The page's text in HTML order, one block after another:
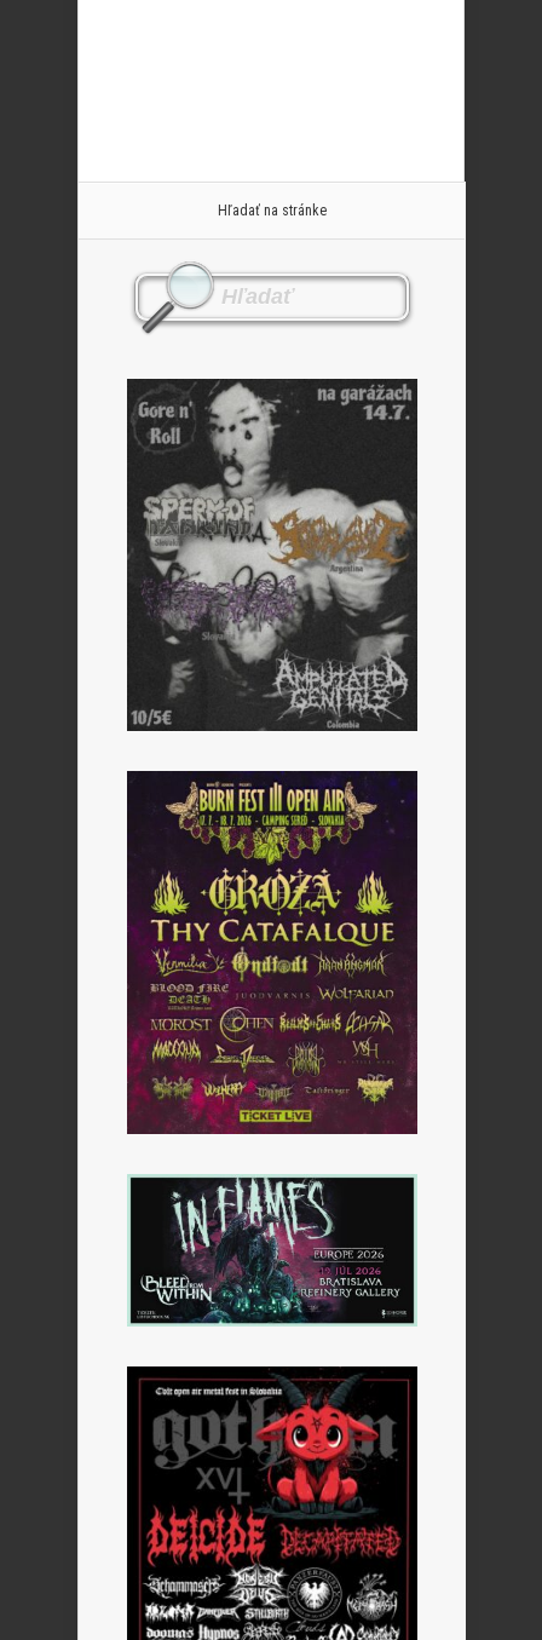
Hľadať na stránke